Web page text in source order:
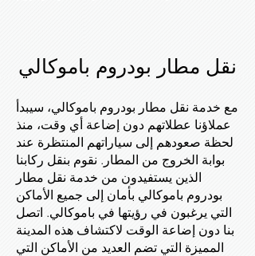
نقل مطار بودروم باموكالي
مع خدمة نقل مطار بودروم باموكالي، سيبدأ
عملاؤنا عطلاتهم دون إضاعة أي وقت، منذ
لحظة صعودهم إلى سياراتهم المنتظرة عند
بوابة الخروج من المطار. نقوم بنقل ركابنا
الذين يستفيدون من خدمة نقل مطار
بودروم باموكالي بأمان إلى جميع الأماكن
التي يرغبون في رؤيتها في باموكالي. اتصل
بنا دون إضاعة الوقت لاكتشاف هذه المدينة
المميزة التي تضم العديد من الأماكن التي